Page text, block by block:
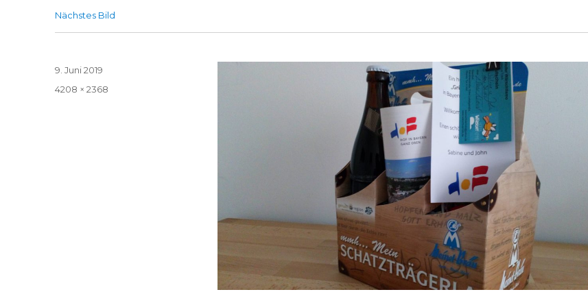
Nächstes Bild
Veröffentlicht
9. Juni 2019
Volle
4208 × 2368